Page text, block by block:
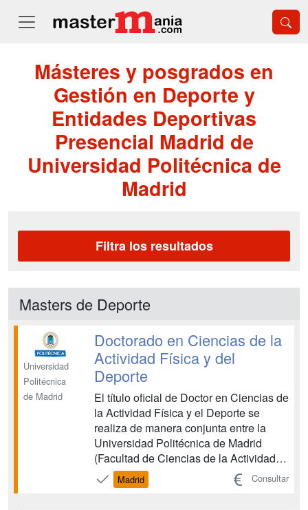
Másteres y posgrados en
Gestión en Deporte y
Entidades Deportivas
Presencial Madrid de
Universidad Politécnica de
Madrid
Filtra los resultados
Masters de Deporte
Universidad
Politécnica
de Madrid
Doctorado en Ciencias de la
Actividad Física y del
Deporte
El título oficial de Doctor en Ciencias de
la Actividad Física y el Deporte se
realiza de manera conjunta entre la
Universidad Politécnica de Madrid
(Facultad de Ciencias de la Actividad
Física y el Deporte – INEF) y la
Universidad Autónoma de Madrid
Madrid Consultar